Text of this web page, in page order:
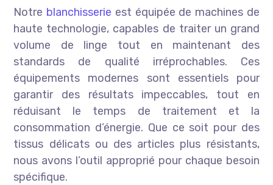
Notre blanchisserie est équipée de machines de
haute technologie, capables de traiter un grand
volume de linge tout en maintenant des
standards de qualité irréprochables. Ces
équipements modernes sont essentiels pour
garantir des résultats impeccables, tout en
réduisant le temps de traitement et la
consommation d’énergie. Que ce soit pour des
tissus délicats ou des articles plus résistants,
nous avons l’outil approprié pour chaque besoin
spécifique.